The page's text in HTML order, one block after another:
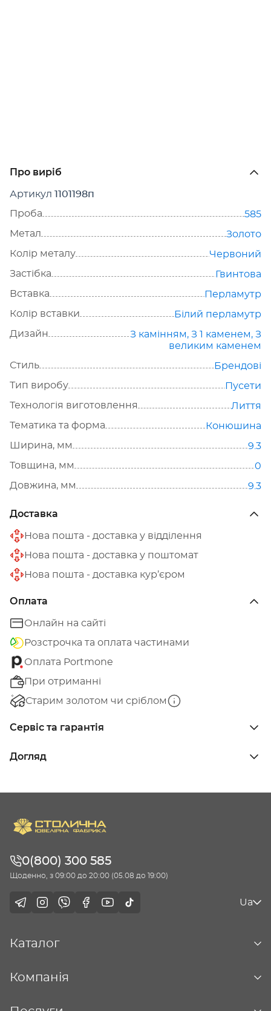
Про виріб
Артикул 1101198п
Проба
585
Метал
Золото
Колір металу
Червоний
Застібка
Гвинтова
Вставка
Перламутр
Колір вставки
Білий перламутр
Дизайн
З камінням, З 1 каменем, З
великим каменем
Стиль
Брендові
Тип виробу
Пусети
Технологія виготовлення
Лиття
Тематика та форма
Конюшина
Ширина, мм
9.3
Товщина, мм
0
Довжина, мм
9.3
Доставка
Нова пошта - доставка у відділення
Нова пошта - доставка у поштомат
Нова пошта - доставка кур’єром
Оплата
Онлайн на сайті
Розстрочка та оплата частинами
Оплата Portmone
При отриманні
Старим золотом чи сріблом
Сервіс та гарантія
Догляд
0(800) 300 585
Щоденно, з 09:00 до 20:00 (05.08 до 19:00)
Ua
Каталог
Компанія